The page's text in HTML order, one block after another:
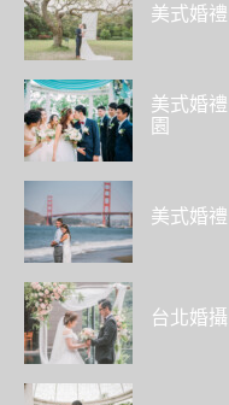
美式婚
美式婚
園
美式婚
台北婚